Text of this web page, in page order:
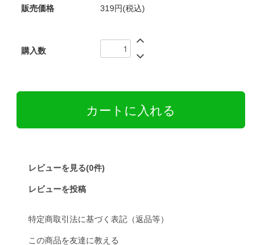
販売価格 319円(税込)
購入数
レビューを見る(0件)
レビューを投稿
特定商取引法に基づく表記（返品等）
この商品を友達に教える